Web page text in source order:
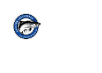
content